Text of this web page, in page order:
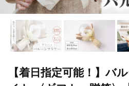
【着日指定可能！】バ